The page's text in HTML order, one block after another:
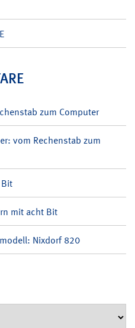
zum Computer
vom Rechenstab zum
mit acht Bit
Nixdorf 820